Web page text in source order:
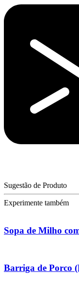
Sugestão de Produto
Experimente também
Sopa de Milho
Barriga de Porco